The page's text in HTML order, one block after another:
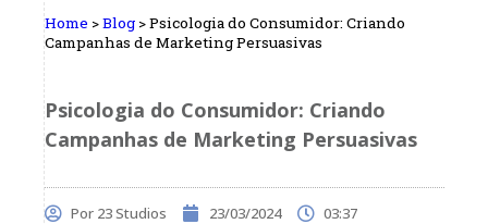
Home >Blog >Psicologia do Consumidor: Criando
Campanhas de Marketing Persuasivas
Psicologia do Consumidor: Criando
Campanhas de Marketing Persuasivas
Por 23 Studios 23/03/2024 03:37